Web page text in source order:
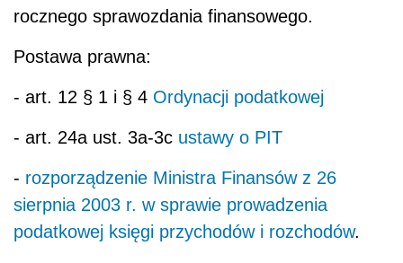
rocznego sprawozdania finansowego.
Postawa prawna:
- art. 12 § 1 i § 4 Ordynacji podatkowej
- art. 24a ust. 3a-3c ustawy o PIT
- rozporządzenie Ministra Finansów z 26
sierpnia 2003 r. w sprawie prowadzenia
podatkowej księgi przychodów i rozchodów.